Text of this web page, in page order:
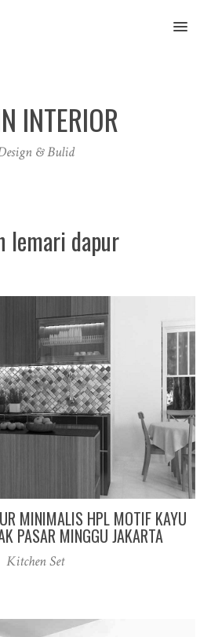
MENU
INTERIOR
& Bulid
lemari dapur
MINIMALIS HPL MOTIF KAYU
PASAR MINGGU JAKARTA
Kitchen Set